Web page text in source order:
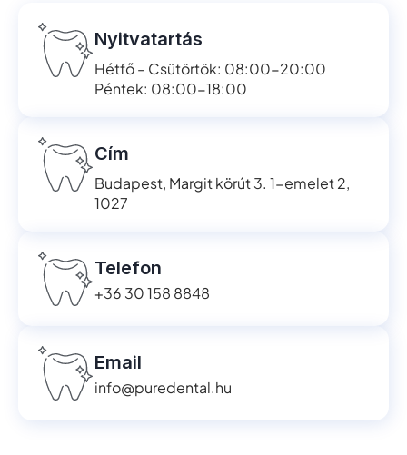
Nyitvatartás
Hétfő – Csütörtök: 08:00-20:00
Péntek: 08:00-18:00
Cím
Budapest, Margit körút 3. 1-emelet 2,
1027
Telefon
+36 30 158 8848
Email
info@puredental.hu